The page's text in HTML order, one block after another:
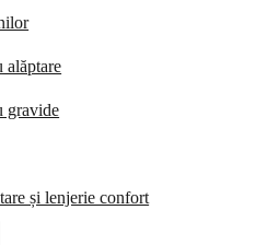
alăptare
gravide
și lenjerie confort